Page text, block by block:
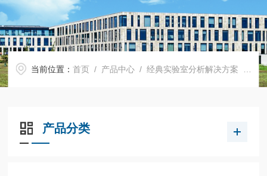
当前位置：首页 / 产品中心 /经典实验室分析解决方案
产品分类